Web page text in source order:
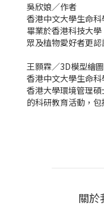
吳欣娘／作者
香港中文大學生命
畢業於香港科技大
眾及植物愛好者更
王顥霖／3D模型繪
香港中文大學生命
香港大學環境管理
的科研教育活動，
關於